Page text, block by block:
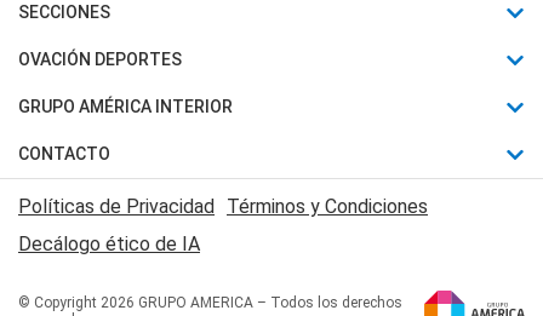
Últimas Noticias
Política
Judiciales
Economia
SECCIONES
Horóscopo
Motores
Trucos caseros
Series y Películas
Edictos y Solicitadas
OVACIÓN DEPORTES
Fútbol
Mundial
Automovilismo
Rugby
Básquet
GRUPO AMÉRICA INTERIOR
Canal 7 en Vivo
San Juan 8
CONTACTO
Acerca de Nosotros
Contactanos
Políticas de Privacidad Términos y Condiciones
Decálogo ético de IA
© Copyright 2026 GRUPO AMERICA – Todos los derechos